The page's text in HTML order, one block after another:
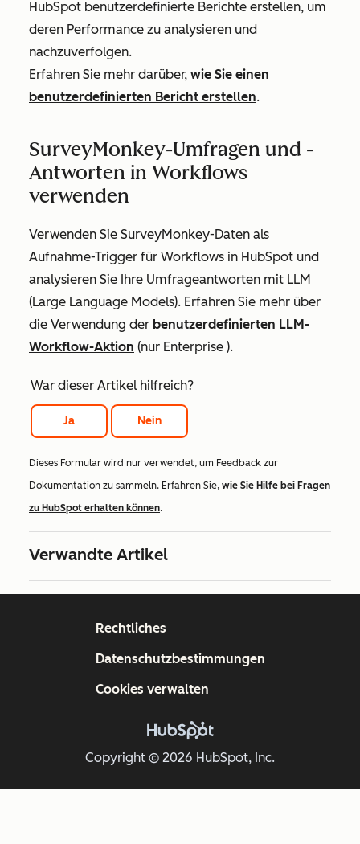
HubSpot benutzerdefinierte Berichte erstellen, um
deren Performance zu analysieren und
nachzuverfolgen.
Erfahren Sie mehr darüber, wie Sie einen
benutzerdefinierten Bericht erstellen.
SurveyMonkey-Umfragen und -
Antworten in Workflows
verwenden
Verwenden Sie SurveyMonkey-Daten als
Aufnahme-Trigger für Workflows in HubSpot und
analysieren Sie Ihre Umfrageantworten mit LLM
(Large Language Models). Erfahren Sie mehr über
die Verwendung der benutzerdefinierten LLM-
Workflow-Aktion (nur Enterprise ).
War dieser Artikel hilfreich?
Ja Nein
Dieses Formular wird nur verwendet, um Feedback zur
Dokumentation zu sammeln. Erfahren Sie, wie Sie Hilfe bei Fragen
zu HubSpot erhalten können.
Verwandte Artikel
Copyright © 2026 HubSpot, Inc.
Rechtliches
Datenschutzbestimmungen
Cookies verwalten